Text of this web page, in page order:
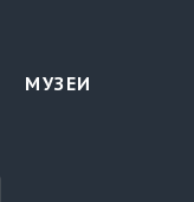
МУЗЕИ